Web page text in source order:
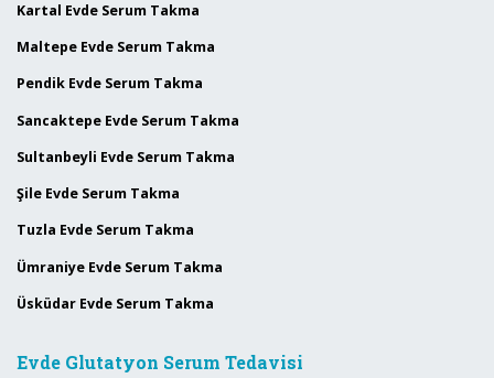
Kartal Evde Serum Takma
Maltepe Evde Serum Takma
Pendik Evde Serum Takma
Sancaktepe Evde Serum Takma
Sultanbeyli Evde Serum Takma
Şile Evde Serum Takma
Tuzla Evde Serum Takma
Ümraniye Evde Serum Takma
Üsküdar Evde Serum Takma
Evde Glutatyon Serum Tedavisi